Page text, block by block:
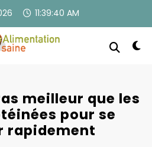
11:39:41 AM
meilleur que les
pour se
rapidement